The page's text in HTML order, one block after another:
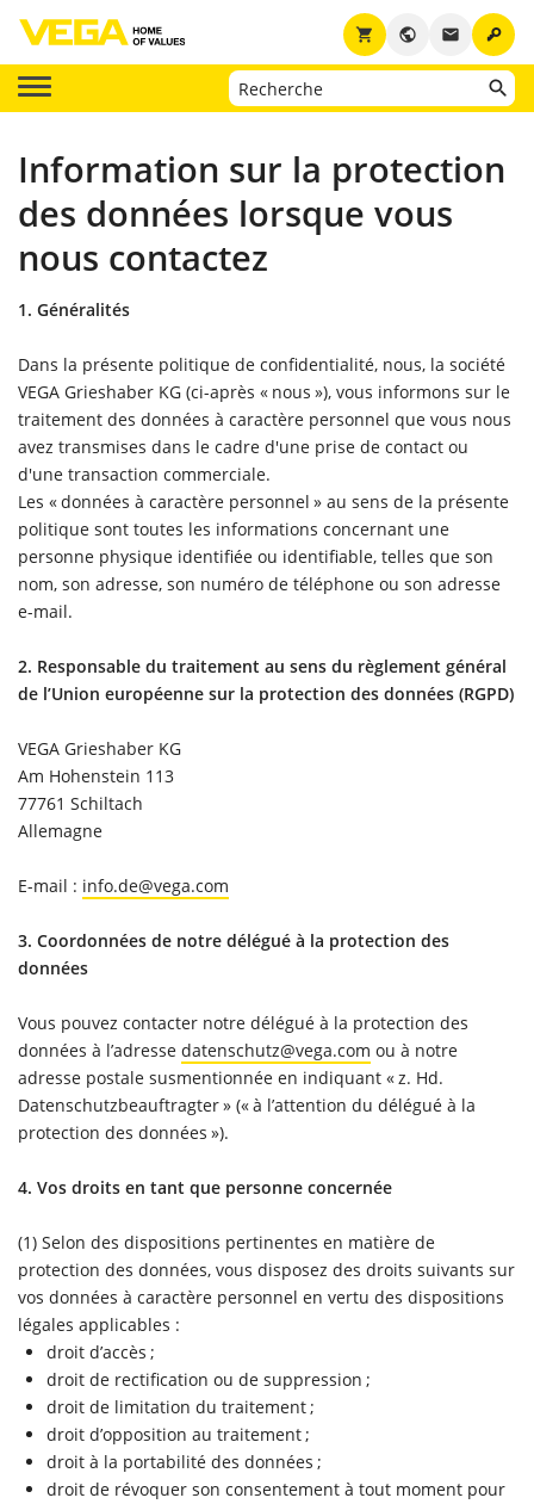
key
email
public
shopping_cart
Information sur la protection
des données lorsque vous
nous contactez
1. Généralités
Dans la présente politique de confidentialité, nous, la société
VEGA Grieshaber KG (ci-après « nous »), vous informons sur le
traitement des données à caractère personnel que vous nous
avez transmises dans le cadre d'une prise de contact ou
d'une transaction commerciale.
Les « données à caractère personnel » au sens de la présente
politique sont toutes les informations concernant une
personne physique identifiée ou identifiable, telles que son
nom, son adresse, son numéro de téléphone ou son adresse
e-mail.
2. Responsable du traitement au sens du règlement général
de l’Union européenne sur la protection des données (RGPD)
VEGA Grieshaber KG
Am Hohenstein 113
77761 Schiltach
Allemagne
E-mail : info.de@vega.com
3. Coordonnées de notre délégué à la protection des
données
Vous pouvez contacter notre délégué à la protection des
données à l’adresse datenschutz@vega.com ou à notre
adresse postale susmentionnée en indiquant « z. Hd.
Datenschutzbeauftragter » (« à l’attention du délégué à la
protection des données »).
4. Vos droits en tant que personne concernée
(1) Selon des dispositions pertinentes en matière de
protection des données, vous disposez des droits suivants sur
vos données à caractère personnel en vertu des dispositions
légales applicables :
droit d’accès ;
droit de rectification ou de suppression ;
droit de limitation du traitement ;
droit d’opposition au traitement ;
droit à la portabilité des données ;
droit de révoquer son consentement à tout moment pour